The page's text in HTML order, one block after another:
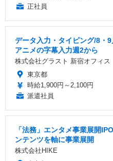
正社員
データ入力・タイピング/8・
アニメの字幕入力週2から
株式会社グラスト 新宿オフィス
東京都
時給1,900円～2,100円
派遣社員
「法務」エンタメ事業展開
ンテンツを軸に事業展開
株式会社HIKE